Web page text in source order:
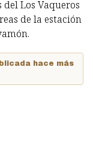
Los Vaqueros
de la estación
hace más